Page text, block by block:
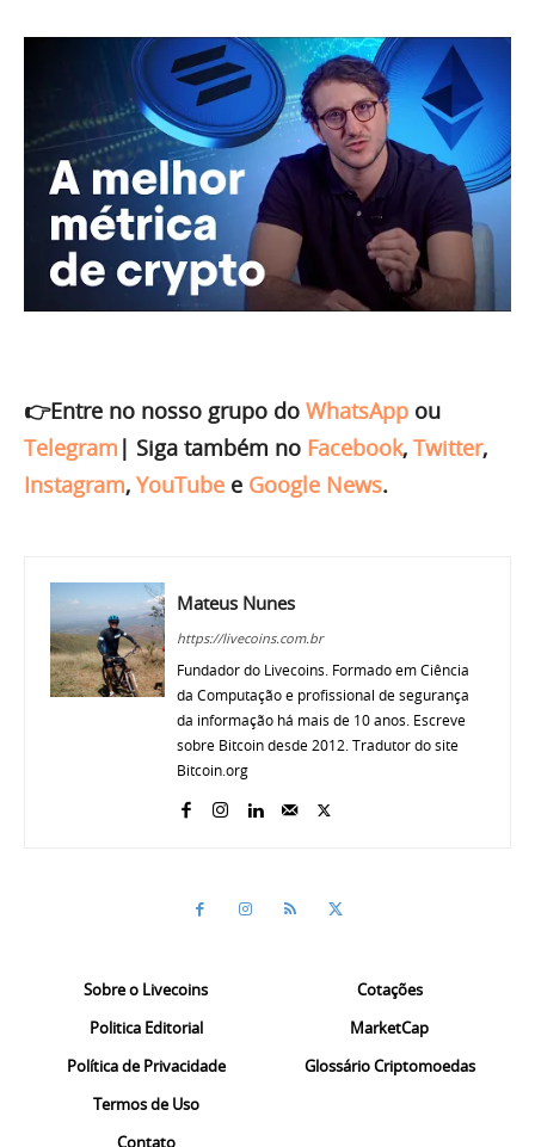
👉Entre no nosso grupo do WhatsApp ou
Telegram | Siga também no Facebook, Twitter,
Instagram, YouTube e Google News.
Mateus Nunes
https://livecoins.com.br
Fundador do Livecoins. Formado em Ciência
da Computação e profissional de segurança
da informação há mais de 10 anos. Escreve
sobre Bitcoin desde 2012. Tradutor do site
Bitcoin.org
Sobre o Livecoins
Politica Editorial
Política de Privacidade
Termos de Uso
Contato
Cotações
MarketCap
Glossário Criptomoedas